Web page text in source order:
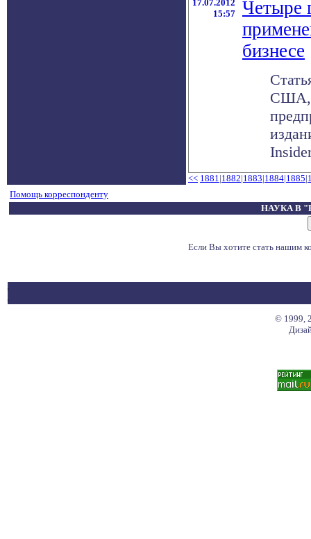
17.07.2012
15:57
Четыре
бизнесе
США,
<< 1881|1882|1883|1884|1885|
Помощь корреспонденту
НАУКА В
Если Вы хотите стать нашим
© 1999,